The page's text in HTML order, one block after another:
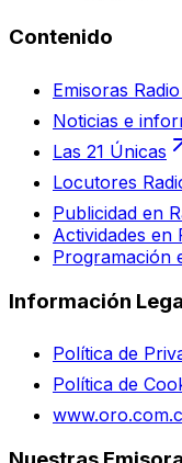
Contenido
Emisoras
Noticias e
Las 21 Únicas
Locutores
Publicidad en
Actividades en
Programación
Información
Política de
Política de